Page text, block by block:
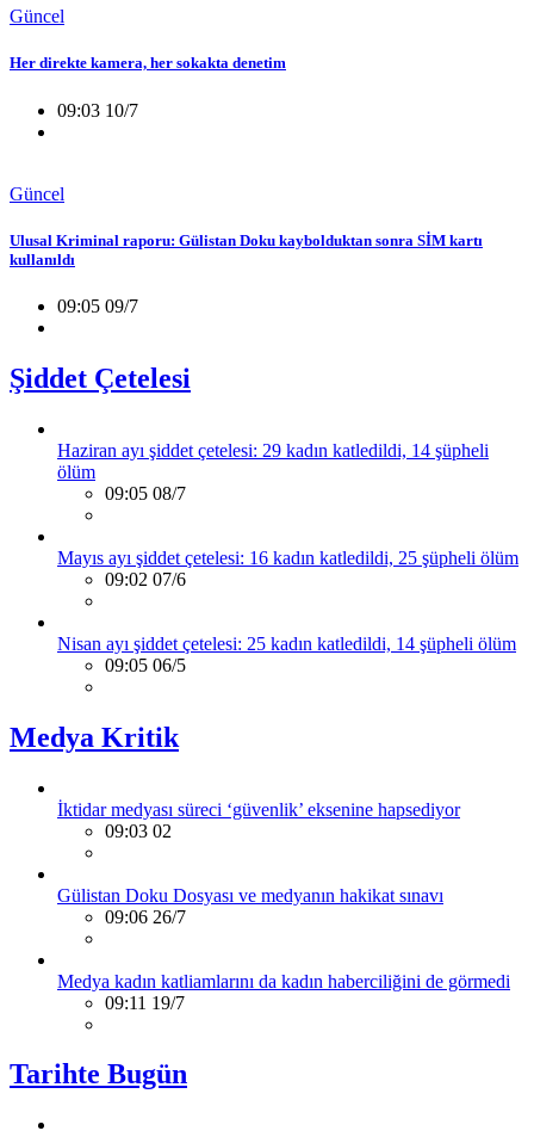
Güncel
Her direkte kamera, her sokakta denetim
09:03 10/7
Güncel
Ulusal Kriminal raporu: Gülistan Doku kaybolduktan sonra SİM kartı
kullanıldı
09:05 09/7
Şiddet Çetelesi
Haziran ayı şiddet çetelesi: 29 kadın katledildi, 14 şüpheli
ölüm
09:05 08/7
Mayıs ayı şiddet çetelesi: 16 kadın katledildi, 25 şüpheli ölüm
09:02 07/6
Nisan ayı şiddet çetelesi: 25 kadın katledildi, 14 şüpheli ölüm
09:05 06/5
Medya Kritik
İktidar medyası süreci ‘güvenlik’ eksenine hapsediyor
09:03 02
Gülistan Doku Dosyası ve medyanın hakikat sınavı
09:06 26/7
Medya kadın katliamlarını da kadın haberciliğini de görmedi
09:11 19/7
Tarihte Bugün